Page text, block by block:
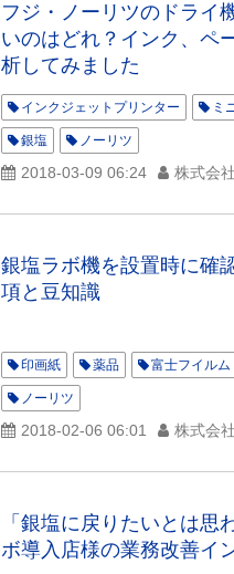
フジ・ノーリツのドライ
いのはどれ？インク、ペ
析してみました
インクジェットプリンター ミ
銀塩 ノーリツ
2018-03-09 06:24 株式会
銀塩ラボ機を設置時に確
項と豆知識
印画紙 薬品 富士フイルム
ノーリツ
2018-02-06 06:01 株式会
「銀塩に戻りたいとは思
ボ導入店様の業務改善イ